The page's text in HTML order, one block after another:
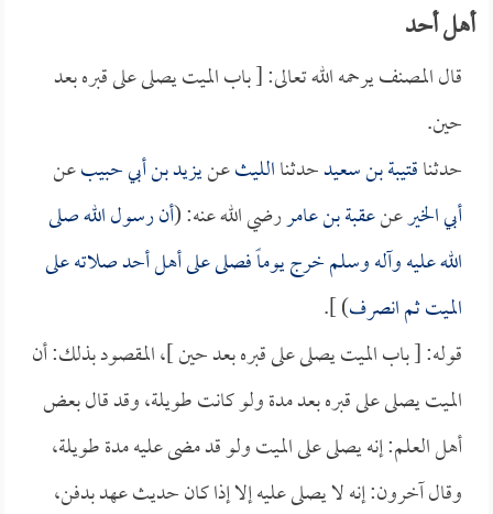
أهل أحد
قال المصنف يرحمه الله تعالى: [ باب الميت يصلى على قبره بعد
حين.
حدثناقتيبة بن سعيدحدثناالليثعنيزيد بن أبي حبيبعن
أبي الخيرعنعقبة بن عامررضي الله عنه: (أن رسول الله صلى
الله عليه وآله وسلم خرج يوماً فصلى على أهل أحد صلاته على
الميت ثم انصرف) ].
قوله: [ باب الميت يصلى على قبره بعد حين ]، المقصود بذلك: أن
الميت يصلى على قبره بعد مدة ولو كانت طويلة، وقد قال بعض
أهل العلم: إنه يصلى على الميت ولو قد مضى عليه مدة طويلة،
وقال آخرون: إنه لا يصلى عليه إلا إذا كان حديث عهد بدفن،